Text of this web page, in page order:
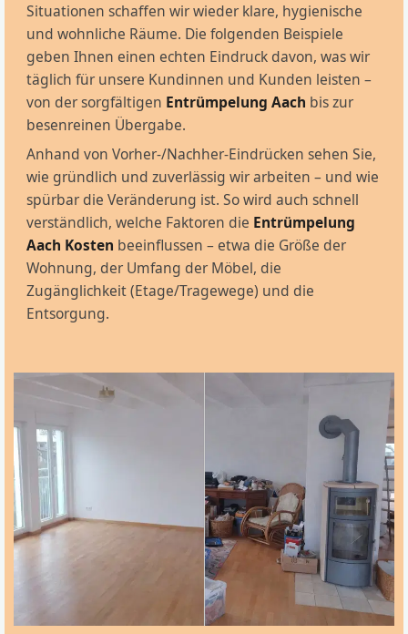
Situationen schaffen wir wieder klare, hygienische
und wohnliche Räume. Die folgenden Beispiele
geben Ihnen einen echten Eindruck davon, was wir
täglich für unsere Kundinnen und Kunden leisten –
von der sorgfältigen Entrümpelung Aach bis zur
besenreinen Übergabe.
Anhand von Vorher-/Nachher-Eindrücken sehen Sie,
wie gründlich und zuverlässig wir arbeiten – und wie
spürbar die Veränderung ist. So wird auch schnell
verständlich, welche Faktoren die Entrümpelung
Aach Kosten beeinflussen – etwa die Größe der
Wohnung, der Umfang der Möbel, die
Zugänglichkeit (Etage/Tragewege) und die
Entsorgung.